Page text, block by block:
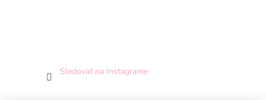
Sledovať na Instagrame